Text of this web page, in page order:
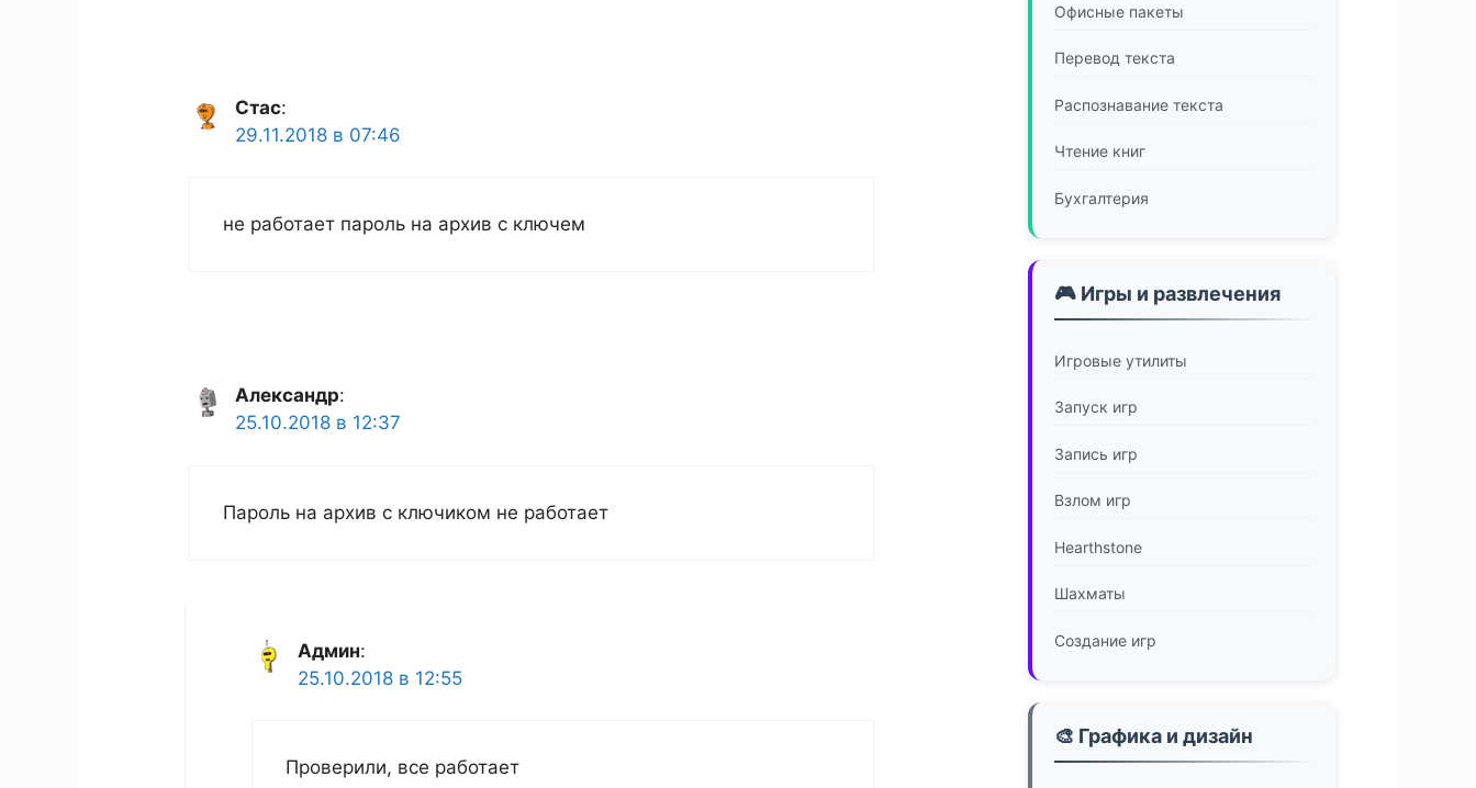
Стас:
29.11.2018 в 07:46
не работает пароль на архив с ключем
Александр:
25.10.2018 в 12:37
Пароль на архив с ключиком не работает
Админ:
25.10.2018 в 12:55
Проверили, все работает
Офисные пакеты
Перевод текста
Распознавание текста
Чтение книг
Бухгалтерия
🎮 Игры и развлечения
Игровые утилиты
Запуск игр
Запись игр
Взлом игр
Hearthstone
Шахматы
Создание игр
🎨 Графика и дизайн